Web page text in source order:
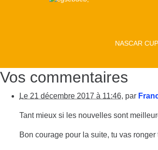
NASCAR
Vos commentaires
Le 21 décembre 2017 à 11:46, par
Tant mieux si les nouvelles sont
Bon courage pour la suite, tu vas